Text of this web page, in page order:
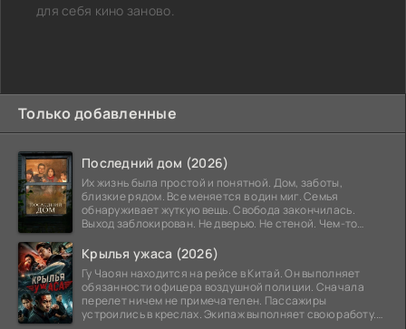
для себя кино заново.
Только добавленные
Последний дом (2026)
Их жизнь была простой и понятной. Дом, заботы,
близкие рядом. Все меняется в один миг. Семья
обнаруживает жуткую вещь. Свобода закончилась.
Выход заблокирован. Не дверью. Не стеной. Чем-то
Крылья ужаса (2026)
Гу Чаоян находится на рейсе в Китай. Он выполняет
обязанности офицера воздушной полиции. Сначала
перелет ничем не примечателен. Пассажиры
устроились в креслах. Экипаж выполняет свою работу.